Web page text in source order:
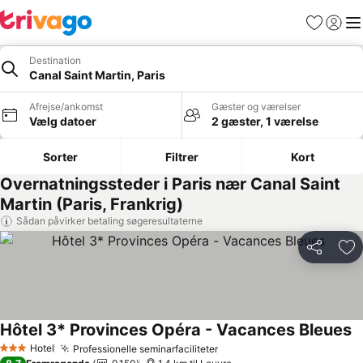
Favoritter
Log ind
Destination
Canal Saint Martin, Paris
Afrejse/ankomst
Vælg datoer
Gæster og værelser
2 gæster, 1 værelse
Sorter Filtrer Kort
Overnatningssteder i Paris nær Canal Saint
Martin (Paris, Frankrig)
Sådan påvirker betaling søgeresultaterne
Del
3 StjernerHotel Professionelle seminarfaciliteterSe priser
Hôtel 3* Provinces Opéra - Vacances Bleues